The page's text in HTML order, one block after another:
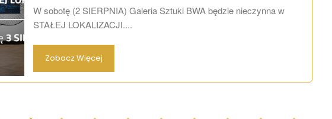
W sobotę (2 SIERPNIA) Galeria Sztuki BWA będzie nieczynna w
STAŁEJ LOKALIZACJI....
Zobacz Więcej